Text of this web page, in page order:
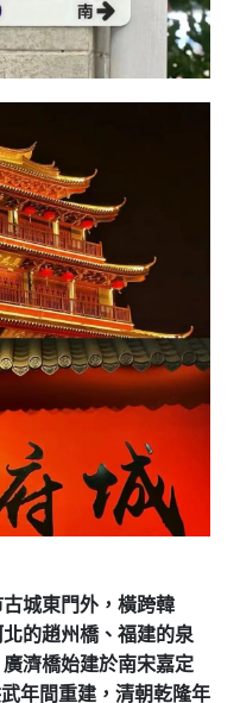
城東門外，橫跨韓
的趙州橋、福建的泉
濟橋始建於南宋嘉定
年間重建，清朝乾隆年